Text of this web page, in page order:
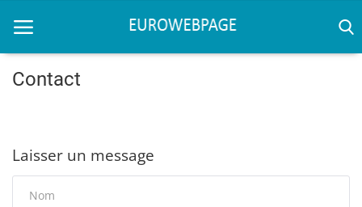
SEO
Contact
Laisser un message